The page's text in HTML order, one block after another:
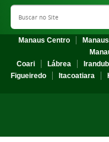
Search Site
Manaus Centro
Coari
Lábrea
Figueiredo
Itacoatiara